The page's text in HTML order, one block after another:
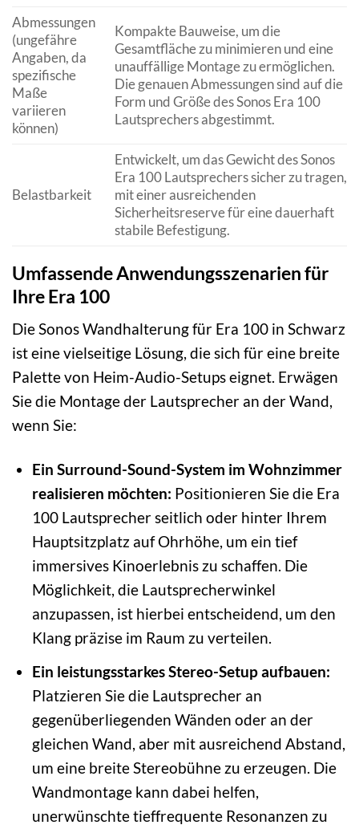
Abmessungen
(ungefähre
Angaben, da
spezifische
Maße
variieren
können)
Kompakte Bauweise, um die
Gesamtfläche zu minimieren und eine
unauffällige Montage zu ermöglichen.
Die genauen Abmessungen sind auf die
Form und Größe des Sonos Era 100
Lautsprechers abgestimmt.
Belastbarkeit
Entwickelt, um das Gewicht des Sonos
Era 100 Lautsprechers sicher zu tragen,
mit einer ausreichenden
Sicherheitsreserve für eine dauerhaft
stabile Befestigung.
Umfassende Anwendungsszenarien für
Ihre Era 100
Die Sonos Wandhalterung für Era 100 in Schwarz
ist eine vielseitige Lösung, die sich für eine breite
Palette von Heim-Audio-Setups eignet. Erwägen
Sie die Montage der Lautsprecher an der Wand,
wenn Sie:
Ein Surround-Sound-System im Wohnzimmer
realisieren möchten: Positionieren Sie die Era
100 Lautsprecher seitlich oder hinter Ihrem
Hauptsitzplatz auf Ohrhöhe, um ein tief
immersives Kinoerlebnis zu schaffen. Die
Möglichkeit, die Lautsprecherwinkel
anzupassen, ist hierbei entscheidend, um den
Klang präzise im Raum zu verteilen.
Ein leistungsstarkes Stereo-Setup aufbauen:
Platzieren Sie die Lautsprecher an
gegenüberliegenden Wänden oder an der
gleichen Wand, aber mit ausreichend Abstand,
um eine breite Stereobühne zu erzeugen. Die
Wandmontage kann dabei helfen,
unerwünschte tieffrequente Resonanzen zu